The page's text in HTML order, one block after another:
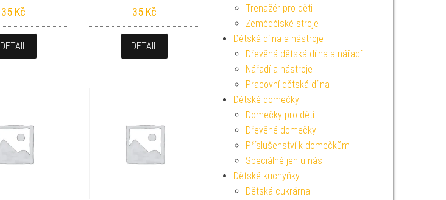
35 Kč
DETAIL
35 Kč
DETAIL
Trenažér pro děti
Zemědělské stroje
Dětská dílna a nástroje
Dřevěná dětská dílna a nářadí
Nářadí a nástroje
Pracovní dětská dílna
Dětské domečky
Domečky pro děti
Dřevěné domečky
Příslušenství k domečkům
Speciálně jen u nás
Dětské kuchyňky
Dětská cukrárna